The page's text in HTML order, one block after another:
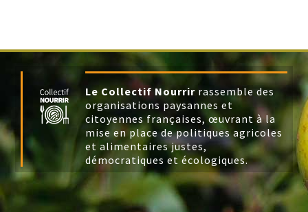
Le Collectif Nourrir rassemble des
organisations paysannes et
citoyennes françaises, œuvrant à la
mise en place de politiques agricoles
et alimentaires justes,
démocratiques et écologiques.